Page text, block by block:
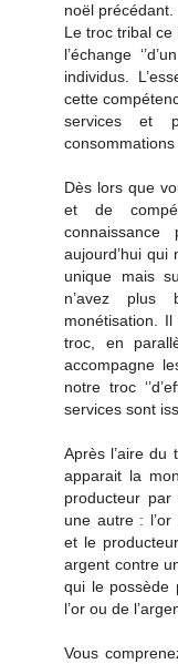
noël précédant.
Le troc tribal ce
l’échange
individus.
cette
services et
Dès lors que
et de
aujourd’hui
unique mais
n’avez plus
monétisation.
troc, en
accompagne
notre troc
services sont
Après l’aire du
apparait la
producteur
une autre : l’or
et le
argent contre
qui le possède
l’or ou de
Vous